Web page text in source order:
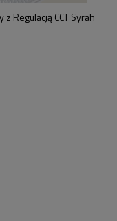
Regulacją CCT Syrah